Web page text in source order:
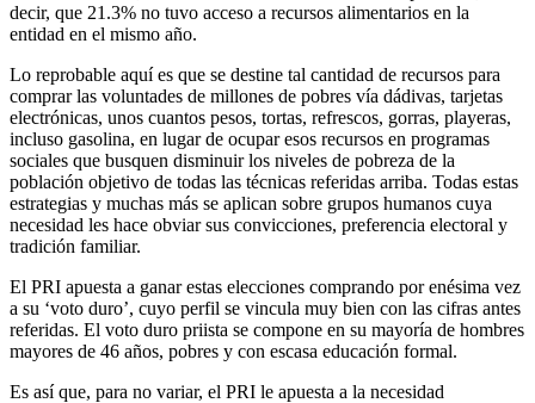
decir, que 21.3% no tuvo acceso a recursos alimentarios en la
entidad en el mismo año.
Lo reprobable aquí es que se destine tal cantidad de recursos para
comprar las voluntades de millones de pobres vía dádivas, tarjetas
electrónicas, unos cuantos pesos, tortas, refrescos, gorras, playeras,
incluso gasolina, en lugar de ocupar esos recursos en programas
sociales que busquen disminuir los niveles de pobreza de la
población objetivo de todas las técnicas referidas arriba. Todas estas
estrategias y muchas más se aplican sobre grupos humanos cuya
necesidad les hace obviar sus convicciones, preferencia electoral y
tradición familiar.
El PRI apuesta a ganar estas elecciones comprando por enésima vez
a su ‘voto duro’, cuyo perfil se vincula muy bien con las cifras antes
referidas. El voto duro priista se compone en su mayoría de hombres
mayores de 46 años, pobres y con escasa educación formal.
Es así que, para no variar, el PRI le apuesta a la necesidad